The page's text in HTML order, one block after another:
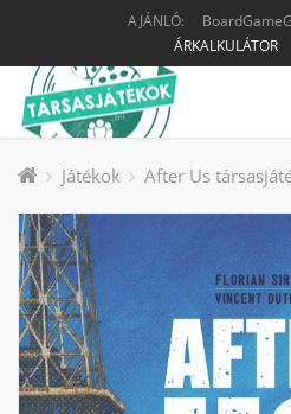
AJÁNLÓ:
ÁRKALKULÁTOR
Játékok After Us